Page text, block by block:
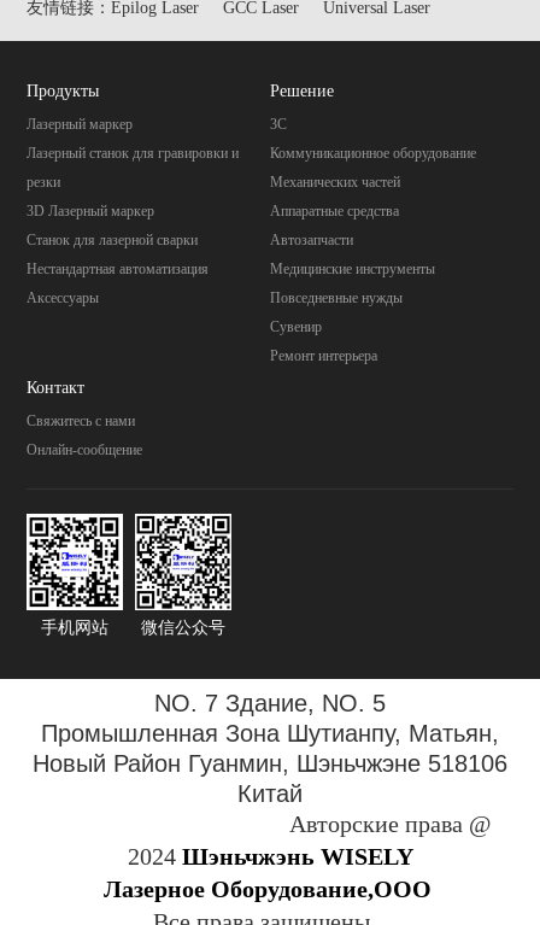
友情链接：Epilog Laser GCC Laser Universal Laser
Продукты
Лазерный маркер
Лазерный станок для гравировки и
резки
3D Лазерный маркер
Станок для лазерной сварки
Нестандартная автоматизация
Аксессуары
Pешение
3C
Коммуникационное оборудование
Механических частей
Aппаратные средства
Автозапчасти
Mедицинские инструменты
Повседневные нужды
Cувенир
Pемонт интерьера
Контакт
Свяжитесь с нами
Онлайн-сообщение
手机网站 微信公众号
NO. 7 Здание, NO. 5
Промышленная Зона Шутианпу, Матьян,
Новый Район Гуанмин, Шэньчжэне 518106
Китай
Авторские права @
2024 Шэньчжэнь WISELY
Лазерное Оборудование,ООО